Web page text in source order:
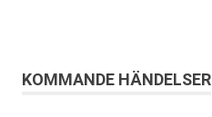
KOMMANDE HÄNDELSER